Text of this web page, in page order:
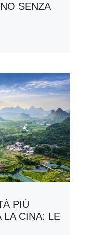
SENZA
PIÙ
LA CINA: LE